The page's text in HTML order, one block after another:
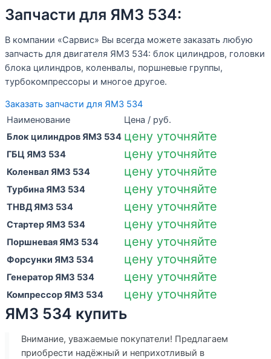
Запчасти для ЯМЗ 534:
В компании «Сарвис» Вы всегда можете заказать любую
запчасть для двигателя ЯМЗ 534: блок цилиндров, головки
блока цилиндров, коленвалы, поршневые группы,
турбокомпрессоры и многое другое.
Заказать запчасти для ЯМЗ 534
Наименование
Цена / руб.
Блок цилиндров ЯМЗ 534 цену уточняйте
ГБЦ ЯМЗ 534 цену уточняйте
Коленвал ЯМЗ 534 цену уточняйте
Турбина ЯМЗ 534 цену уточняйте
ТНВД ЯМЗ 534 цену уточняйте
Стартер ЯМЗ 534 цену уточняйте
Поршневая ЯМЗ 534 цену уточняйте
Форсунки ЯМЗ 534 цену уточняйте
Генератор ЯМЗ 534 цену уточняйте
Компрессор ЯМЗ 534 цену уточняйте
ЯМЗ 534 купить
Внимание, уважаемые покупатели! Предлагаем
приобрести надёжный и неприхотливый в